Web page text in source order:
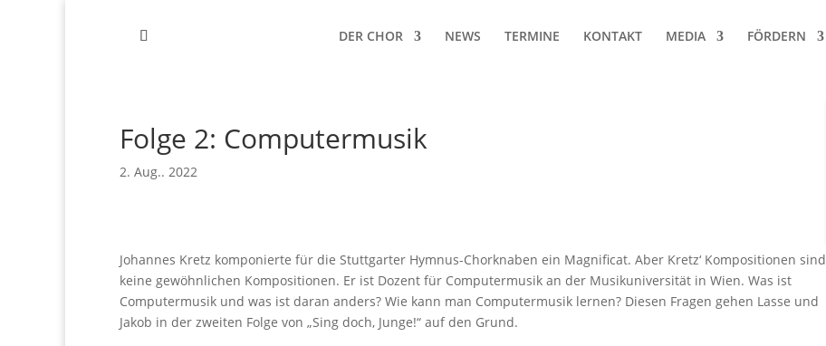
DER CHOR NEWS TERMINE KONTAKT MEDIA FÖRDERN
Folge 2: Computermusik
2. Aug.. 2022
Johannes Kretz komponierte für die Stuttgarter Hymnus-Chorknaben ein Magnificat. Aber Kretz‘ Kompositionen sind
keine gewöhnlichen Kompositionen. Er ist Dozent für Computermusik an der Musikuniversität in Wien. Was ist
Computermusik und was ist daran anders? Wie kann man Computermusik lernen? Diesen Fragen gehen Lasse und
Jakob in der zweiten Folge von „Sing doch, Junge!“ auf den Grund.